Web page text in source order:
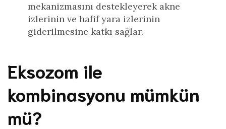
mekanizmasını destekleyerek akne
izlerinin ve hafif yara izlerinin
giderilmesine katkı sağlar.
Eksozom ile
kombinasyonu mümkün
mü?